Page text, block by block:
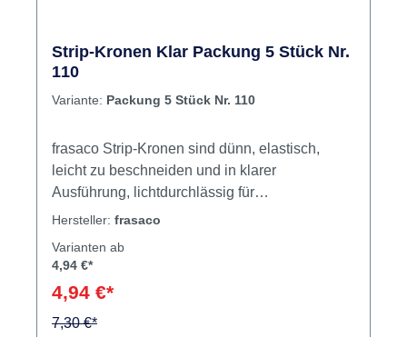
Strip-Kronen Klar Packung 5 Stück Nr.
110
Variante: Packung 5 Stück Nr. 110
frasaco Strip-Kronen sind dünn, elastisch,
leicht zu beschneiden und in klarer
Ausführung, lichtdurchlässig für
Polymerisationslicht. Sie dienen als
beschliffener Zähne, dem Schutze großer
Kantenaufbauten. Das Aufsetzen erfolgt mit
den üblichen provisorischen
Hersteller: frasaco
Varianten ab
4,94 €*
4,94 €*
7,30 €*